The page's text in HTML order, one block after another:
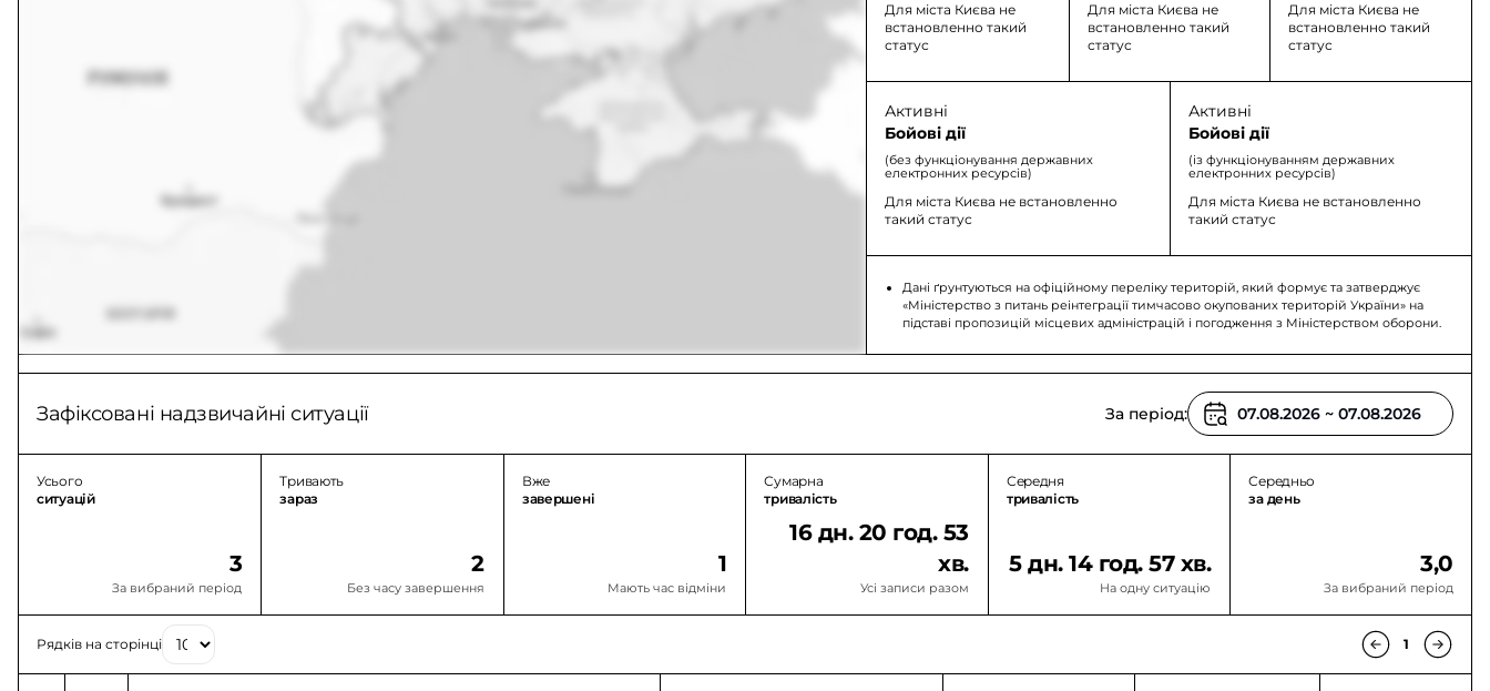
Для міста Києва не
встановленно такий
статус
Для міста Києва не
встановленно такий
статус
Для міста Києва не
встановленно такий
статус
Активні
Бойові дії
(без функціонування державних
електронних ресурсів)
Для міста Києва не встановленно
такий статус
Активні
Бойові дії
(із функціонуванням державних
електронних ресурсів)
Для міста Києва не встановленно
такий статус
Дані ґрунтуються на офіційному переліку територій, який формує та затверджує
«Міністерство з питань реінтеграції тимчасово окупованих територій України» на
підставі пропозицій місцевих адміністрацій і погодження з Міністерством оборони.
Зафіксовані надзвичайні ситуації За період:
Усього
ситуацій
3
За вибраний період
Тривають
зараз
2
Без часу завершення
Вже
завершені
1
Мають час відміни
Сумарна
тривалість
16 дн. 20 год. 53
хв.
Усі записи разом
Середня
тривалість
5 дн. 14 год. 57 хв.
На одну ситуацію
Середньо
за день
3,0
За вибраний період
Рядків на сторінці 1